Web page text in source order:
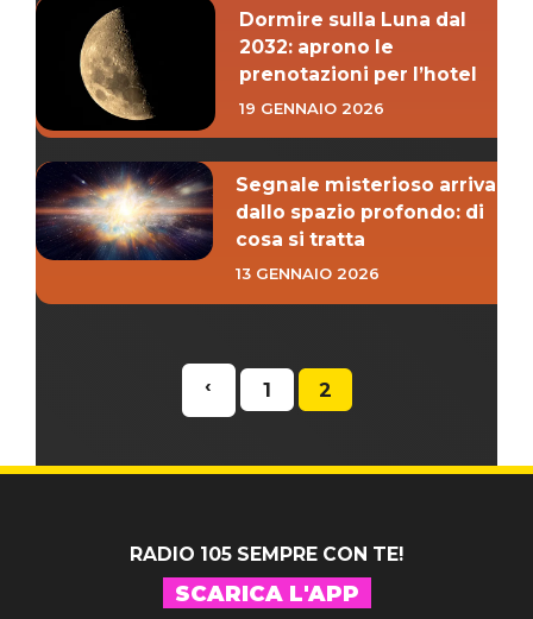
Dormire sulla Luna dal
2032: aprono le
prenotazioni per l’hotel
19 GENNAIO 2026
Segnale misterioso arriva
dallo spazio profondo: di
cosa si tratta
13 GENNAIO 2026
‹ 1 2
RADIO 105 SEMPRE CON TE!
SCARICA L'APP